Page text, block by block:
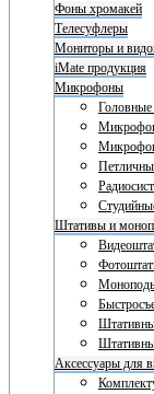
Фоны хромакей
Телесуфлеры
Мониторы и
iMate продукция
Микрофоны
Штативы и
Аксессуары для